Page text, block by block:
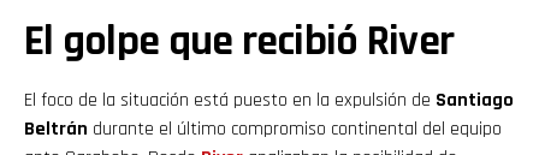
El golpe que recibió River
El foco de la situación está puesto en la expulsión de Santiago
Beltrán durante el último compromiso continental del equipo